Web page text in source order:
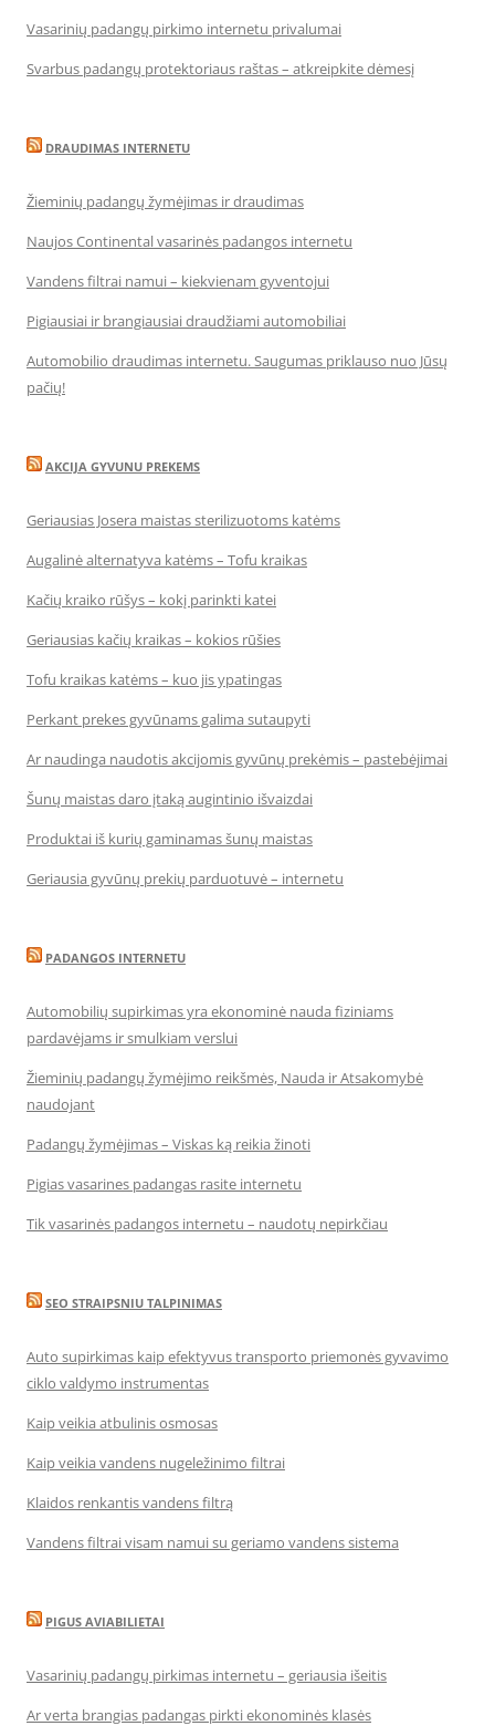
Vasarinių padangų pirkimo internetu privalumai
Svarbus padangų protektoriaus raštas – atkreipkite dėmesį
DRAUDIMAS INTERNETU
Žieminių padangų žymėjimas ir draudimas
Naujos Continental vasarinės padangos internetu
Vandens filtrai namui – kiekvienam gyventojui
Pigiausiai ir brangiausiai draudžiami automobiliai
Automobilio draudimas internetu. Saugumas priklauso nuo Jūsų
pačių!
AKCIJA GYVUNU PREKEMS
Geriausias Josera maistas sterilizuotoms katėms
Augalinė alternatyva katėms – Tofu kraikas
Kačių kraiko rūšys – kokį parinkti katei
Geriausias kačių kraikas – kokios rūšies
Tofu kraikas katėms – kuo jis ypatingas
Perkant prekes gyvūnams galima sutaupyti
Ar naudinga naudotis akcijomis gyvūnų prekėmis – pastebėjimai
Šunų maistas daro įtaką augintinio išvaizdai
Produktai iš kurių gaminamas šunų maistas
Geriausia gyvūnų prekių parduotuvė – internetu
PADANGOS INTERNETU
Automobilių supirkimas yra ekonominė nauda fiziniams
pardavėjams ir smulkiam verslui
Žieminių padangų žymėjimo reikšmės, Nauda ir Atsakomybė
naudojant
Padangų žymėjimas – Viskas ką reikia žinoti
Pigias vasarines padangas rasite internetu
Tik vasarinės padangos internetu – naudotų nepirkčiau
SEO STRAIPSNIU TALPINIMAS
Auto supirkimas kaip efektyvus transporto priemonės gyvavimo
ciklo valdymo instrumentas
Kaip veikia atbulinis osmosas
Kaip veikia vandens nugeležinimo filtrai
Klaidos renkantis vandens filtrą
Vandens filtrai visam namui su geriamo vandens sistema
PIGUS AVIABILIETAI
Vasarinių padangų pirkimas internetu – geriausia išeitis
Ar verta brangias padangas pirkti ekonominės klasės